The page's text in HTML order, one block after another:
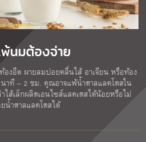
Denmark
นมต้องจ่าย
งอืด ผายลมบ่อยคลื่นไส้ อาเจียน หรือท้อง
าที – 2 ชม. คุณอาจแพ้น้ำตาลแลคโตสใน
ไส้เล็กผลิตเอนไซส์แลคเตสได้น้อยหรือไม่
น้ำตาลแลคโตสได้